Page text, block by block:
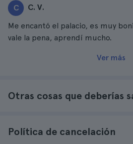
C C. V.
Me encantó el palacio, es muy
vale la pena, aprendí mucho.
Ver más
Otras cosas que deberías
Política de cancelación